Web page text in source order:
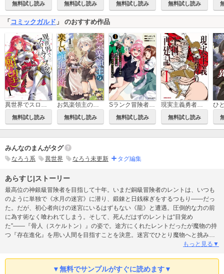
無料試し読み 無料試し読み 無料試し読み 無料試し読み
「 コミックガルド 」 のおすすめ作品
異世界でスローライフを（願望）
無料試し読み
お気楽領主の楽しい領地防衛
無料試し読み
Sランク冒険者である俺の娘たちは重度のファザコンでした
無料試し読み
現実主義勇者の王国再建記
無料試し読み
みんなのまんがタグ
なろう系 異世界 なろう未更新 タグ編集
あらすじ|ストーリー
最高位の神銀級冒険者を目指して十年。いまだ銅級冒険者のレントは、いつも
のように単独で《水月の迷宮》に潜り、鍛錬と日銭稼ぎをするつもり――だっ
た。だが、初心者向けの迷宮にいるはずもない《龍》と遭遇。圧倒的な力の前
に為す術なく喰われてしまう。そして、死んだはずのレントは“目覚め
た”――『骨人（スケルトン）』の姿で。途方にくれたレントだったが魔物の持
つ『存在進化』を用い人間を目指すことを決意。迷宮でひとり魔物へと挑み始
める！WEBで圧倒的な人気を誇る、不死者レントの冒険が堂々開幕！もっと見る▼
▼無料でサンプルがすぐに読めます▼